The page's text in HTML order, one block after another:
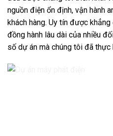
nguồn điện ổn định, vận hành
khách hàng. Uy tín được
đồng hành lâu dài của nhiều
số dự án mà chúng tôi đã thực